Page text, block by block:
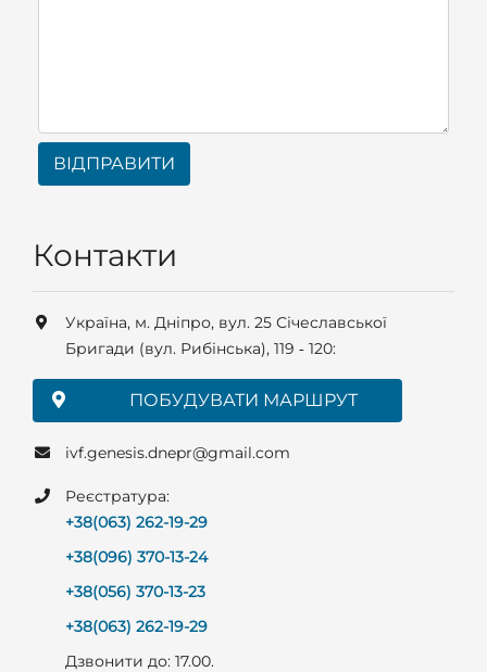
ВІДПРАВИТИ
Контакти
Українa, м. Дніпро, вул. 25 Січеславської
Бригади (вул. Рибінська), 119 ‑ 120:
ПОБУДУВАТИ МАРШРУТ
ivf.genesis.dnepr@gmail.com
Реєстратура:
+38(063) 262-19-29
+38(096) 370-13-24
+38(056) 370-13-23
+38(063) 262-19-29
Дзвонити до: 17.00.